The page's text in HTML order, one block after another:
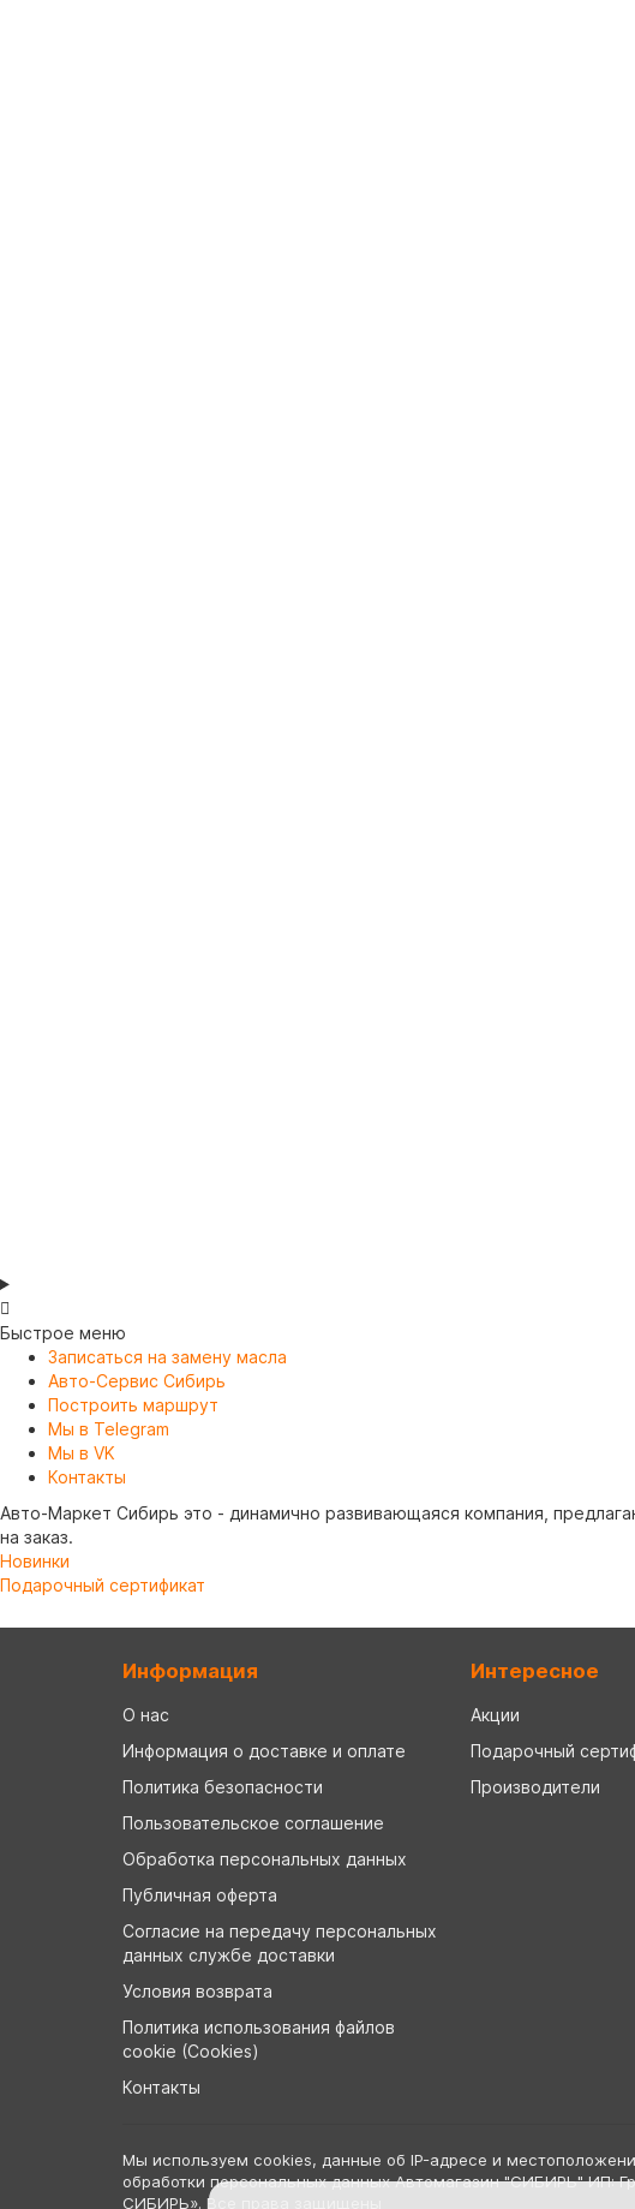
Быстрое меню
Записаться на замену масла
Авто-Сервис Сибирь
Построить маршрут
Мы в Telegram
Мы в VK
Контакты
Авто-Маркет Сибирь это - динамично развивающаяся компания,
на заказ.
Новинки
Подарочный сертификат
Информация
О нас
Информация о доставке и оплате
Политика безопасности
Пользовательское соглашение
Обработка персональных данных
Публичная оферта
Согласие на передачу персональных
данных службе доставки
Условия возврата
Политика использования файлов
cookie (Cookies)
Контакты
Интересное
Акции
Подарочный
Производители
Мы используем cookies, данные об IP-адресе и
обработки персональных данных Автомагазин "СИБИРЬ" ИП:
СИБИРЬ». Все права защищены